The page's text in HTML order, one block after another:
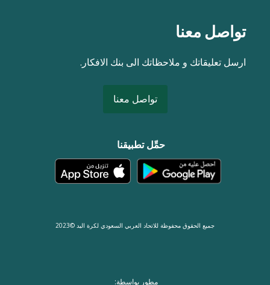
تواصل معنا
ارسل تعليقاتك و ملاحظاتك الى بنك الافكار.
تواصل معنا
حمِّل تطبيقنا
جميع الحقوق محفوظة للاتحاد العربي السعودي لكرة اليد ©2023
مطور بواسطة: